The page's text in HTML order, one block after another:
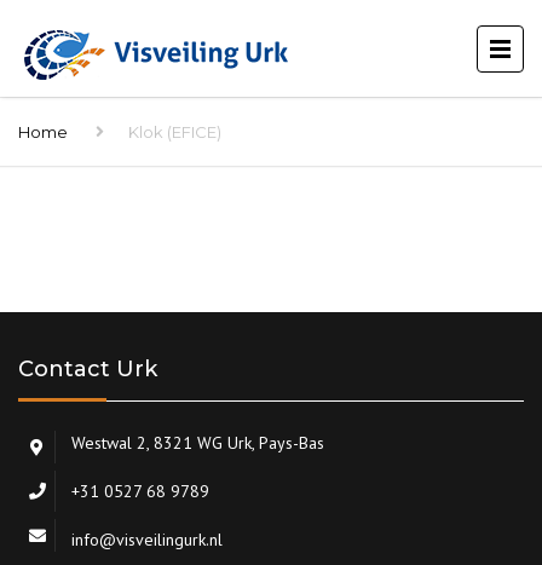
Home Klok (EFICE)
Contact Urk
Westwal 2, 8321 WG Urk, Pays-Bas
+31 0527 68 9789
info@visveilingurk.nl